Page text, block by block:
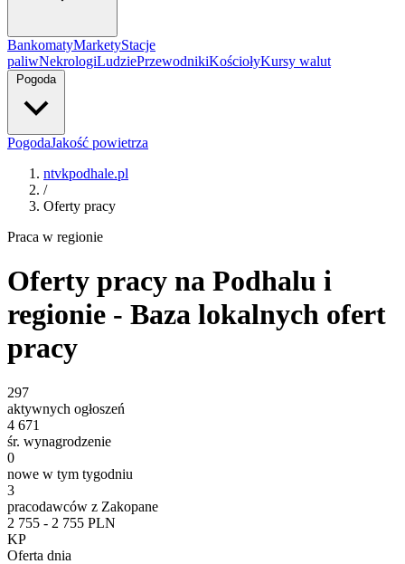
BankomatyMarketyStacje
paliwNekrologiLudziePrzewodnikiKościołyKursy walut
Pogoda
PogodaJakość powietrza
ntvkpodhale.pl
/
Oferty pracy
Praca w regionie
Oferty pracy na Podhalu i
regionie - Baza lokalnych ofert
pracy
297
aktywnych ogłoszeń
4 671
śr. wynagrodzenie
0
nowe w tym tygodniu
3
pracodawców z Zakopane
2 755 - 2 755 PLN
KP
Oferta dnia